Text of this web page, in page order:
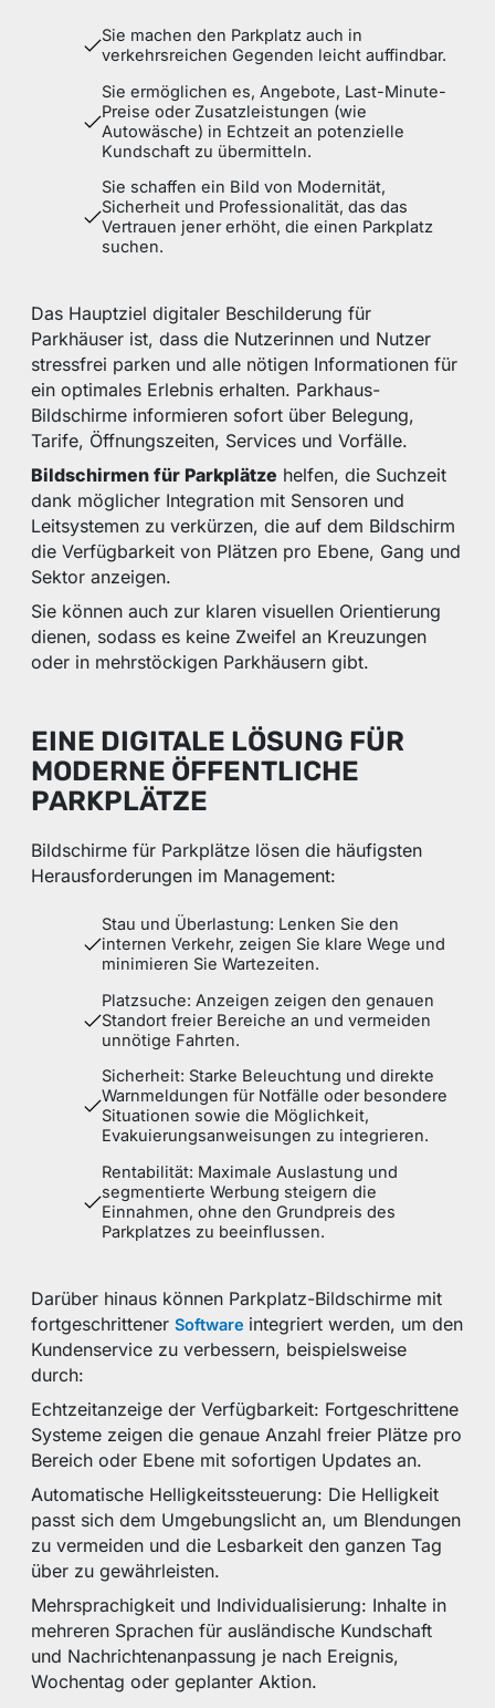
Sie machen den Parkplatz auch in
verkehrsreichen Gegenden leicht auffindbar.
Sie ermöglichen es, Angebote, Last-Minute-
Preise oder Zusatzleistungen (wie
Autowäsche) in Echtzeit an potenzielle
Kundschaft zu übermitteln.
Sie schaffen ein Bild von Modernität,
Sicherheit und Professionalität, das das
Vertrauen jener erhöht, die einen Parkplatz
suchen.
Das Hauptziel digitaler Beschilderung für
Parkhäuser ist, dass die Nutzerinnen und Nutzer
stressfrei parken und alle nötigen Informationen für
ein optimales Erlebnis erhalten. Parkhaus-
Bildschirme informieren sofort über Belegung,
Tarife, Öffnungszeiten, Services und Vorfälle.
Bildschirmen für Parkplätze helfen, die Suchzeit
dank möglicher Integration mit Sensoren und
Leitsystemen zu verkürzen, die auf dem Bildschirm
die Verfügbarkeit von Plätzen pro Ebene, Gang und
Sektor anzeigen.
Sie können auch zur klaren visuellen Orientierung
dienen, sodass es keine Zweifel an Kreuzungen
oder in mehrstöckigen Parkhäusern gibt.
EINE DIGITALE LÖSUNG FÜR
MODERNE ÖFFENTLICHE
PARKPLÄTZE
Bildschirme für Parkplätze lösen die häufigsten
Herausforderungen im Management:
Stau und Überlastung: Lenken Sie den
internen Verkehr, zeigen Sie klare Wege und
minimieren Sie Wartezeiten.
Platzsuche: Anzeigen zeigen den genauen
Standort freier Bereiche an und vermeiden
unnötige Fahrten.
Sicherheit: Starke Beleuchtung und direkte
Warnmeldungen für Notfälle oder besondere
Situationen sowie die Möglichkeit,
Evakuierungsanweisungen zu integrieren.
Rentabilität: Maximale Auslastung und
segmentierte Werbung steigern die
Einnahmen, ohne den Grundpreis des
Parkplatzes zu beeinflussen.
Darüber hinaus können Parkplatz-Bildschirme mit
fortgeschrittenerSoftware integriert werden, um den
Kundenservice zu verbessern, beispielsweise
durch:
Echtzeitanzeige der Verfügbarkeit: Fortgeschrittene
Systeme zeigen die genaue Anzahl freier Plätze pro
Bereich oder Ebene mit sofortigen Updates an.
Automatische Helligkeitssteuerung: Die Helligkeit
passt sich dem Umgebungslicht an, um Blendungen
zu vermeiden und die Lesbarkeit den ganzen Tag
über zu gewährleisten.
Mehrsprachigkeit und Individualisierung: Inhalte in
mehreren Sprachen für ausländische Kundschaft
und Nachrichtenanpassung je nach Ereignis,
Wochentag oder geplanter Aktion.